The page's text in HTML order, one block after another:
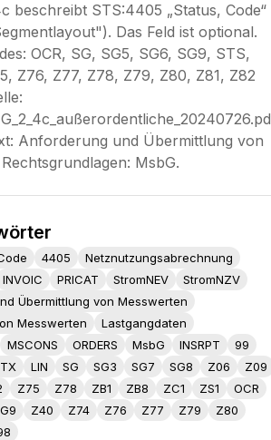
beschreibt STS:4405 „Status, Code“
Das Feld ist optional.
OCR, SG, SG5, SG6, SG9, STS,
Z76, Z77, Z78, Z79, Z80, Z81, Z82
Anforderung und Übermittlung von
MsbG.
4405
Netznutzungsabrechnung
INVOIC PRICAT StromNEV
StromNZV
Übermittlung von Messwerten
Messwerten
Lastgangdaten
MSCONS ORDERS MsbG INSRPT
99
LIN SG SG3 SG7 SG8 Z06
Z09
Z75 Z78 ZB1 ZB8 ZC1 ZS1
OCR
Z40 Z74 Z76 Z77 Z79
Z80